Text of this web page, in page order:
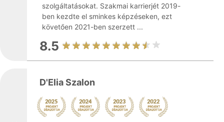
szolgáltatásokat. Szakmai karrierjét 2019-
ben kezdte el sminkes képzéseken, ezt
követően 2021-ben szerzett ...
8.5
D'Elia Szalon